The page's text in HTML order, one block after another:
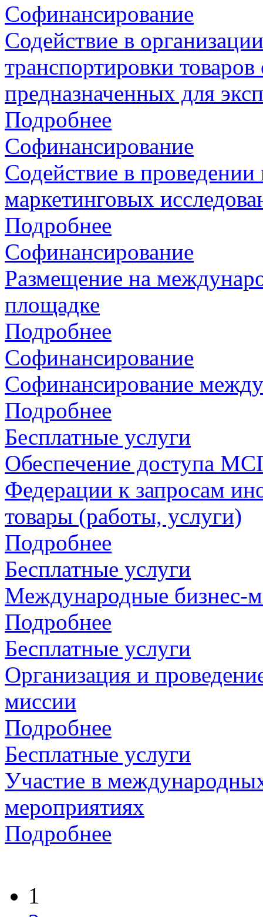
Софинансирование
Содействие в
транспортировки
предназначенных для
Подробнее
Софинансирование
Содействие в
маркетинговых
Подробнее
Софинансирование
Размещение на
площадке
Подробнее
Софинансирование
Софинансирование
Подробнее
Бесплатные услуги
Обеспечение доступа
Федерации к запросам
товары (работы, услуги)
Подробнее
Бесплатные услуги
Международные бизнес-
Подробнее
Бесплатные услуги
Организация и
миссии
Подробнее
Бесплатные услуги
Участие в
мероприятиях
Подробнее
1